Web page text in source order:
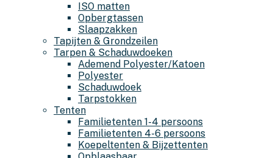
ISO matten
Opbergtassen
Slaapzakken
Tapijten & Grondzeilen
Tarpen & Schaduwdoeken
Ademend Polyester/Katoen
Polyester
Schaduwdoek
Tarpstokken
Tenten
Familietenten 1-4 persoons
Familietenten 4-6 persoons
Koepeltenten & Bijzettenten